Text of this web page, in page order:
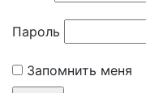
Пароль
Запомнить меня